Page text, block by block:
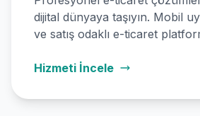
dijital dünyaya taşıyın. Mobil
ve satış odaklı e-ticaret
entegrasyonları, stok yönetimi
Hizmeti İncele